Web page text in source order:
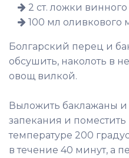
2 ст. ложки винного
100 мл оливкового
Болгарский перец и
обсушить, наколоть в
овощ вилкой.
Выложить баклажаны
запекания и поместить
температуре 200
в течение 40 минут, а